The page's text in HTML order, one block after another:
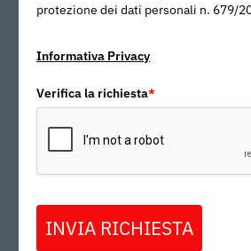
protezione dei dati personali n. 679/
Informativa Privacy
Verifica la richiesta*
INVIA RICHIESTA